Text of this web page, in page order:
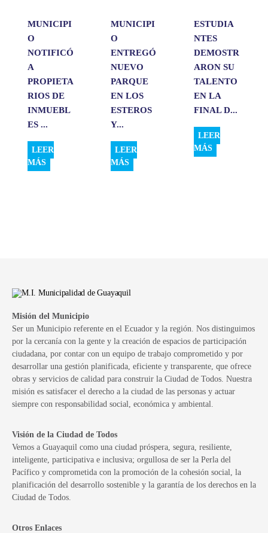
MUNICIPI
O
NOTIFICÓ
A
PROPIETA
RIOS DE
INMUEBL
ES ...
LEER
MÁS
MUNICIPI
O
ENTREGÓ
NUEVO
PARQUE
EN LOS
ESTEROS
Y...
LEER
MÁS
ESTUDIA
NTES
DEMOSTR
ARON SU
TALENTO
EN LA
FINAL D...
LEER
MÁS
Misión del Municipio
Ser un Municipio referente en el Ecuador y la región. Nos distinguimos
por la cercanía con la gente y la creación de espacios de participación
ciudadana, por contar con un equipo de trabajo comprometido y por
desarrollar una gestión planificada, eficiente y transparente, que ofrece
obras y servicios de calidad para construir la Ciudad de Todos. Nuestra
misión es satisfacer el derecho a la ciudad de las personas y actuar
siempre con responsabilidad social, económica y ambiental.
Visión de la Ciudad de Todos
Vemos a Guayaquil como una ciudad próspera, segura, resiliente,
inteligente, participativa e inclusiva; orgullosa de ser la Perla del
Pacífico y comprometida con la promoción de la cohesión social, la
planificación del desarrollo sostenible y la garantía de los derechos en la
Ciudad de Todos.
Otros Enlaces